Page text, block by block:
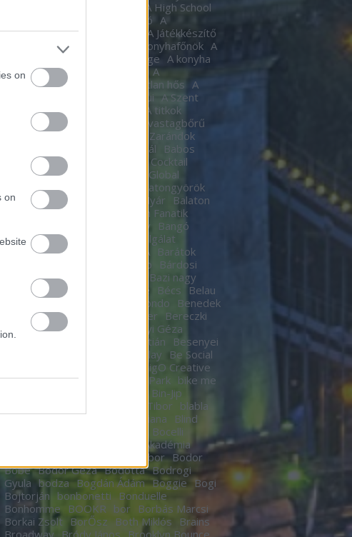
on
on
A High School
A Hindenburg léghajó A
játékkészítő a játékkészítő
A Játékkészítő
A Kocka A konyhafőnök A
A konyha Ördöge A konyha
ördöge A lámpagyújtogatók
A
Lámpagyújtogatók
A láthatatlan hős A
A pokol kapui A Szent
A templomos lovagok
A titkok
könyvtára
A torony hősei
A vastagbőrű
mimóza A vörös oroszlán
A Zarándok
B.my.Lake Fesztivál
Babos
Tímea baby
Bacardí Legacy Cocktail
Competition
Bacardí Legacy Global
Bakelit Balance
Balatongyörök
Balatoni Hacacáré
Balatoni Nyár
Balaton
Balázsy Panna
Balkán Fanatik
Baló György
Bangó
Margit Baptista Szeretetszolgálat
BARACKOS BUBORÉKTORTA Barátok
Barba Negra Music Club
Bárdosi
Sándor Bartendaz Hungary
Bazi nagy
francia lagzik
Bebe Bécs
Belau
Belmondo
Benedek
Ben Kingsley Ben Stiller
Bereczki
Zoltán Berek Kati
Bereményi Géza
Bereznay Tamás
Berki Krisztián
Besenyei
Betty Barclay
Be Social
BigO Creative
Studio Big Time Rush Bikás Park bike me
Bin-Jip
Bitskey Tibor blabla
Black Nail Cabaret
Blahalouisiana
Blind
Bocelli
Bocus D’Or Akadémia
Bödőcs Tibor Bodor
Böbe Bodor Géza Bódottá Bodrogi
Gyula bodza Bogdán Ádám Boggie
Bogi
Bojtorján bonbonetti
Bonduelle
Bonhomme
BOOKR bor
Borbás Marcsi
Borkai Zsolt BorŐsz Both Miklós
Brains
Broadway
Bródy János
Brooklyn Bounce